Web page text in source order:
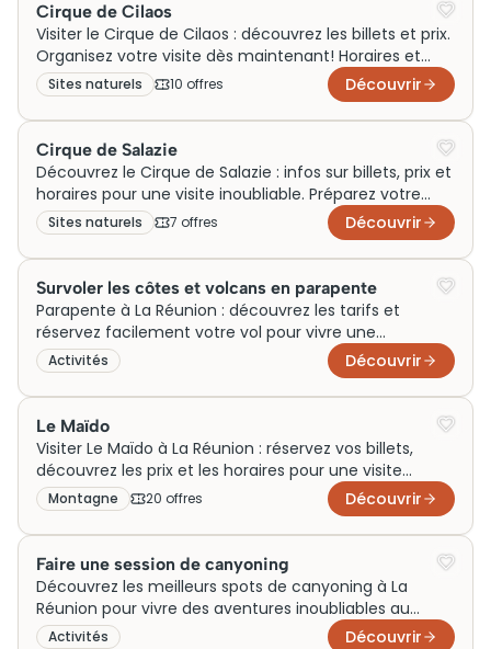
Cirque de Cilaos
Visiter le Cirque de Cilaos : découvrez les billets et prix.
Organisez votre visite dès maintenant! Horaires et
infos pratiques inclus.
Sites naturels 10 offres Découvrir
Cirque de Salazie
Découvrez le Cirque de Salazie : infos sur billets, prix et
horaires pour une visite inoubliable. Préparez votre
visite dès maintenant !
Sites naturels 7 offres Découvrir
Survoler les côtes et volcans en parapente
Parapente à La Réunion : découvrez les tarifs et
réservez facilement votre vol pour vivre une
expérience unique en toute sécurité
Activités Découvrir
Le Maïdo
Visiter Le Maïdo à La Réunion : réservez vos billets,
découvrez les prix et les horaires pour une visite
inoubliable au sommet de l'île !
Montagne 20 offres Découvrir
Faire une session de canyoning
Découvrez les meilleurs spots de canyoning à La
Réunion pour vivre des aventures inoubliables au
cœur de paysages à couper le souffle.
Activités Découvrir